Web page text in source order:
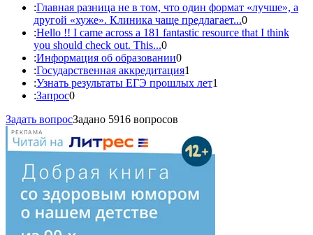
:Главная разница не в том, что один формат «лучше», а
другой «хуже». Клиника чаще предлагает...0
:Hello !! I came across a 181 fantastic resource that I think
you should check out. This...0
:Информация об образовании0
:Государственная аккредитация1
:Узнать результаты ЕГЭ прошлых лет1
:Запрос0
Задать вопросЗадано 5916 вопросов
РЕКЛАМА